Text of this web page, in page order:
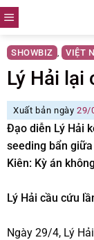
Skip
to
content
SHOWBIZ , VIỆT
Lý Hải lại
Xuất bản ngày29/
Đạo diễn Lý Hải
seeding bẩn
Kiên: Kỳ án
Lý Hải cầu cứu
Ngày 29/4, Lý